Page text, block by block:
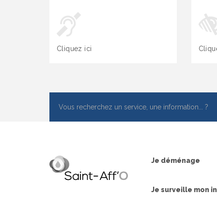
Cliquez ici
Je déménage
Je surveille mon